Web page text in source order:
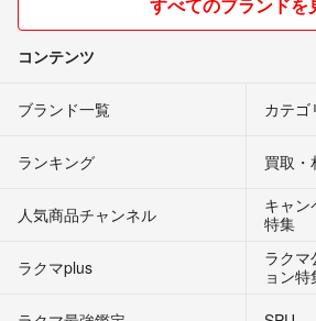
コンテンツ
ブランド一覧 カテゴ
ランキング 買取・
人気商品チャンネル
キャン
特集
ラクマplus
ラクマ
ョン特